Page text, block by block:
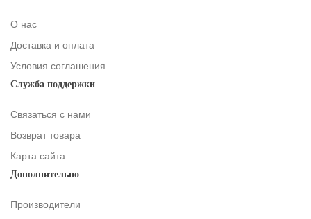
О нас
Доставка и оплата
Условия соглашения
Служба поддержки
Связаться с нами
Возврат товара
Карта сайта
Дополнительно
Производители